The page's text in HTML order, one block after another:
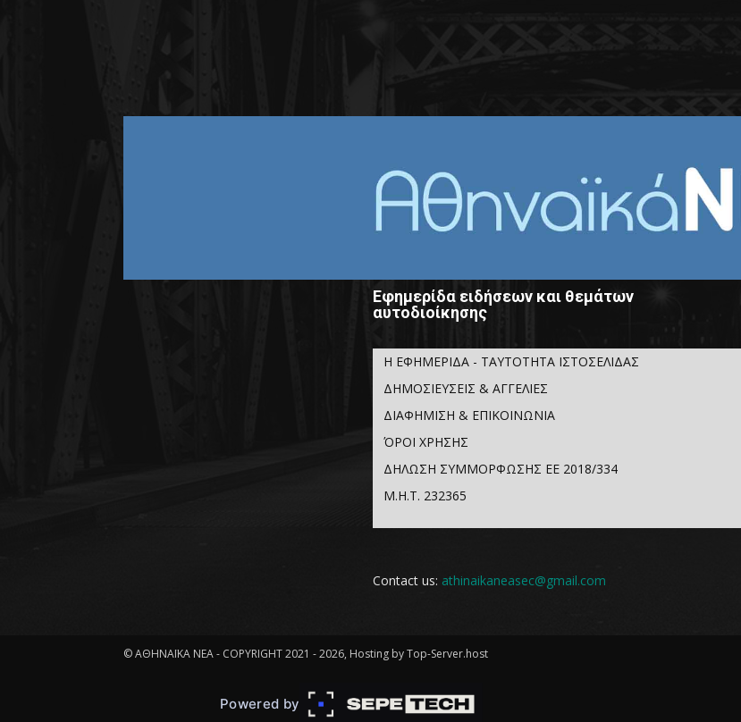
Εφημερίδα ειδήσεων και θεμάτων
αυτοδιοίκησης
Η ΕΦΗΜΕΡΙΔΑ - ΤΑΥΤΟΤΗΤΑ ΙΣΤΟΣΕΛΙΔΑΣ
ΔΗΜΟΣΙΕΥΣΕΙΣ & ΑΓΓΕΛΙΕΣ
ΔΙΑΦΗΜΙΣΗ & ΕΠΙΚΟΙΝΩΝΙΑ
ΌΡΟΙ ΧΡΗΣΗΣ
ΔΗΛΩΣΗ ΣΥΜΜΟΡΦΩΣΗΣ ΕΕ 2018/334
Μ.Η.Τ. 232365
Contact us: athinaikaneasec@gmail.com
© ΑΘΗΝΑΪΚΑ ΝΕΑ - COPYRIGHT 2021 - 2026, Hosting by Top-Server.host
Powered by